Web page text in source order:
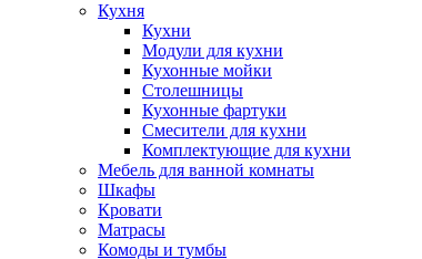
Кухня
Кухни
Модули для кухни
Кухонные мойки
Столешницы
Кухонные фартуки
Смесители для кухни
Комплектующие для кухни
Мебель для ванной комнаты
Шкафы
Кровати
Матрасы
Комоды и тумбы